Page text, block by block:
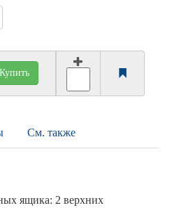
Купить
См. также
ящика: 2 верхних